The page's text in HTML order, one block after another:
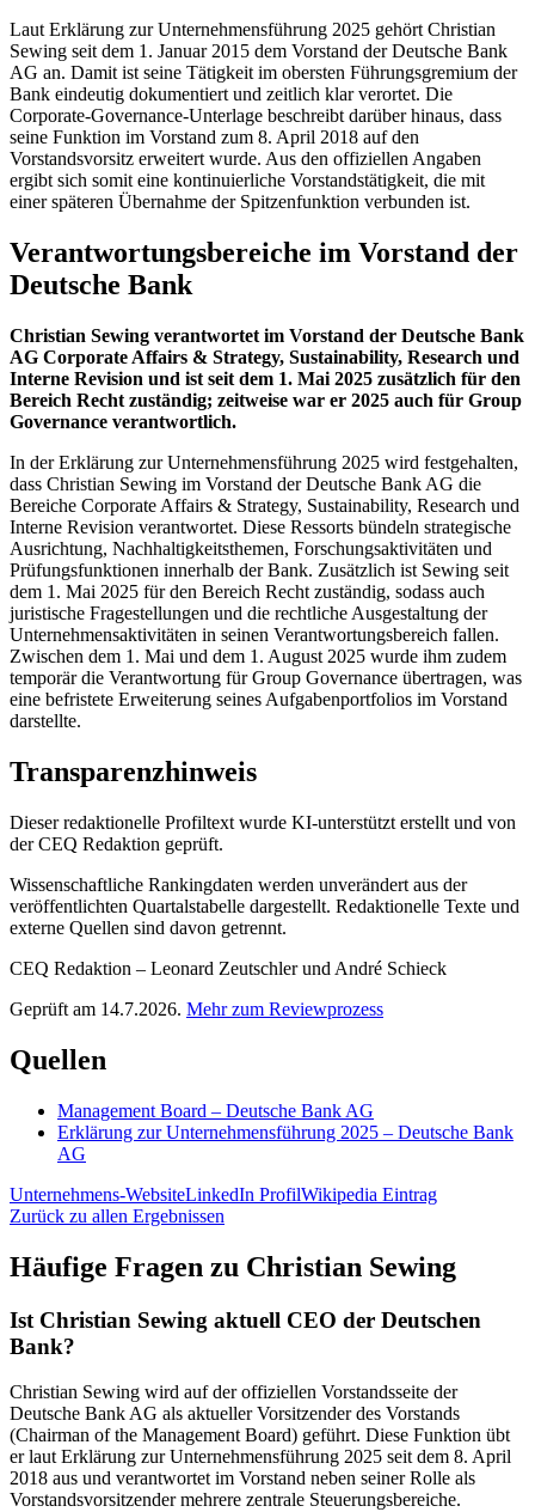
Laut Erklärung zur Unternehmensführung 2025 gehört Christian
Sewing seit dem 1. Januar 2015 dem Vorstand der Deutsche Bank
AG an. Damit ist seine Tätigkeit im obersten Führungsgremium der
Bank eindeutig dokumentiert und zeitlich klar verortet. Die
Corporate-Governance-Unterlage beschreibt darüber hinaus, dass
seine Funktion im Vorstand zum 8. April 2018 auf den
Vorstandsvorsitz erweitert wurde. Aus den offiziellen Angaben
ergibt sich somit eine kontinuierliche Vorstandstätigkeit, die mit
einer späteren Übernahme der Spitzenfunktion verbunden ist.
Verantwortungsbereiche im Vorstand der
Deutsche Bank
Christian Sewing verantwortet im Vorstand der Deutsche Bank
AG Corporate Affairs & Strategy, Sustainability, Research und
Interne Revision und ist seit dem 1. Mai 2025 zusätzlich für den
Bereich Recht zuständig; zeitweise war er 2025 auch für Group
Governance verantwortlich.
In der Erklärung zur Unternehmensführung 2025 wird festgehalten,
dass Christian Sewing im Vorstand der Deutsche Bank AG die
Bereiche Corporate Affairs & Strategy, Sustainability, Research und
Interne Revision verantwortet. Diese Ressorts bündeln strategische
Ausrichtung, Nachhaltigkeitsthemen, Forschungsaktivitäten und
Prüfungsfunktionen innerhalb der Bank. Zusätzlich ist Sewing seit
dem 1. Mai 2025 für den Bereich Recht zuständig, sodass auch
juristische Fragestellungen und die rechtliche Ausgestaltung der
Unternehmensaktivitäten in seinen Verantwortungsbereich fallen.
Zwischen dem 1. Mai und dem 1. August 2025 wurde ihm zudem
temporär die Verantwortung für Group Governance übertragen, was
eine befristete Erweiterung seines Aufgabenportfolios im Vorstand
darstellte.
Transparenzhinweis
Dieser redaktionelle Profiltext wurde KI-unterstützt erstellt und von
der CEQ Redaktion geprüft.
Wissenschaftliche Rankingdaten werden unverändert aus der
veröffentlichten Quartalstabelle dargestellt. Redaktionelle Texte und
externe Quellen sind davon getrennt.
CEQ Redaktion – Leonard Zeutschler und André Schieck
Geprüft am 14.7.2026. Mehr zum Reviewprozess
Quellen
Management Board – Deutsche Bank AG
Erklärung zur Unternehmensführung 2025 – Deutsche Bank
AG
Unternehmens-WebsiteLinkedIn ProfilWikipedia Eintrag
Zurück zu allen Ergebnissen
Häufige Fragen zu Christian Sewing
Ist Christian Sewing aktuell CEO der Deutschen
Bank?
Christian Sewing wird auf der offiziellen Vorstandsseite der
Deutsche Bank AG als aktueller Vorsitzender des Vorstands
(Chairman of the Management Board) geführt. Diese Funktion übt
er laut Erklärung zur Unternehmensführung 2025 seit dem 8. April
2018 aus und verantwortet im Vorstand neben seiner Rolle als
Vorstandsvorsitzender mehrere zentrale Steuerungsbereiche.